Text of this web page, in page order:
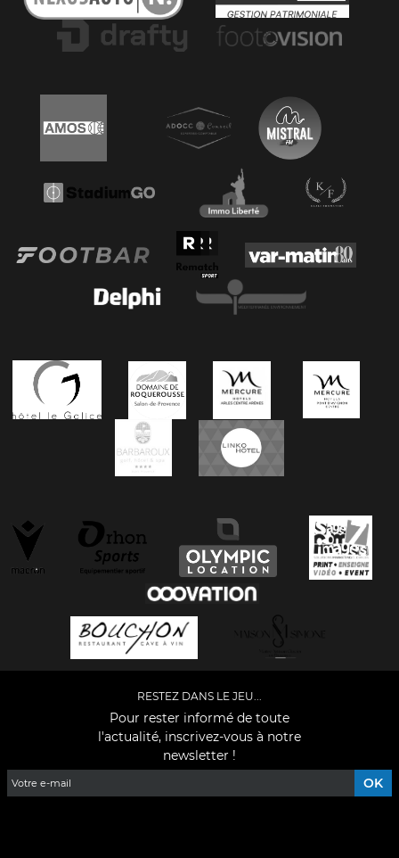
RESTEZ DANS LE JEU...
Pour rester informé de toute
l'actualité, inscrivez-vous à notre
newsletter !